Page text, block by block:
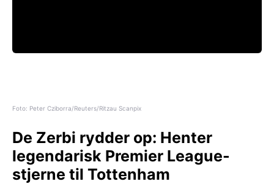
Foto: Peter Cziborra/Reuters/Ritzau Scanpix
De Zerbi rydder op: Henter
legendarisk Premier League-
stjerne til Tottenham